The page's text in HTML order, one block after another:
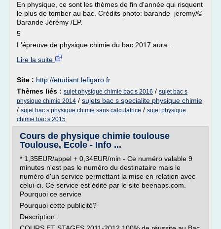
En physique, ce sont les thèmes de fin d'année qui risquent
le plus de tomber au bac. Crédits photo: barande_jeremy/©
Barande Jérémy /EP.
5
L'épreuve de physique chimie du bac 2017 aura...
Lire la suite
Site : http://etudiant.lefigaro.fr
Thèmes liés : sujet physique chimie bac s 2016 / sujet bac s
physique chimie 2014 / sujets bac s specialite physique chimie
/ sujet bac s physique chimie sans calculatrice / sujet physique
chimie bac s 2015
Cours de physique chimie toulouse
Toulouse, Ecole - Info ...
* 1,35EUR/appel + 0,34EUR/min - Ce numéro valable 9
minutes n'est pas le numéro du destinataire mais le
numéro d'un service permettant la mise en relation avec
celui-ci. Ce service est édité par le site beenaps.com.
Pourquoi ce service
Pourquoi cette publicité?
Description :